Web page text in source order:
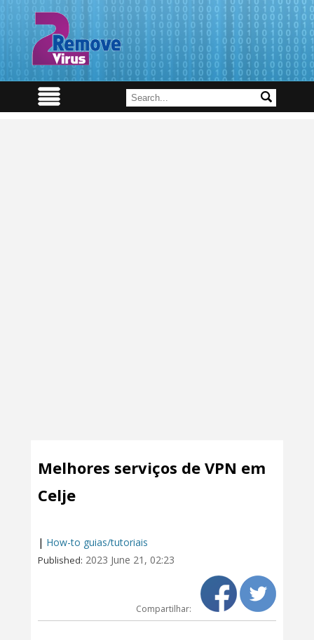
Melhores serviços de VPN em
Celje
| How-to guias/tutoriais
Published: 2023 June 21, 02:23
Compartilhar: